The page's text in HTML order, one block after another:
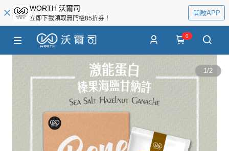
WORTH 沃爾司
立即下載領取無門檻85折券！
開啟APP
0
1/2